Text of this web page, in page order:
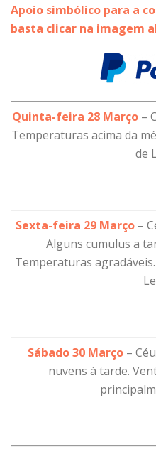
Apoio simbólico para a
basta clicar na imagem
Quinta-feira 28 Março –
Temperaturas acima da
de
Sexta-feira 29 Março –
Alguns cumulus a
Temperaturas
Sábado 30 Março –
nuvens à tarde.